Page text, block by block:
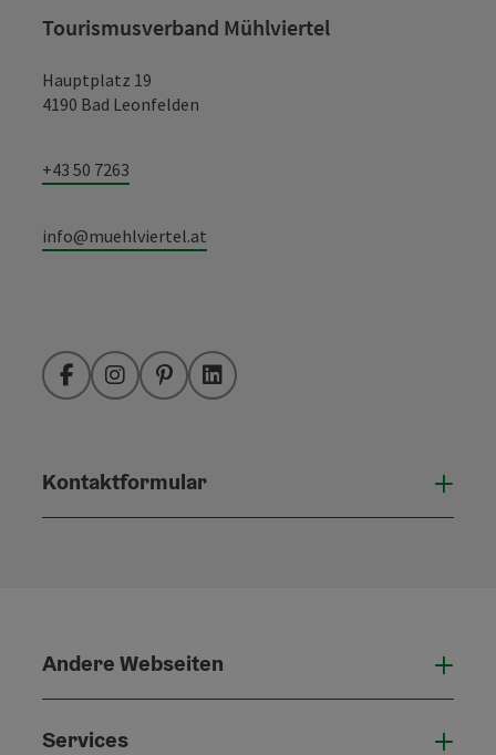
Tourismusverband Mühlviertel
Hauptplatz 19
4190 Bad Leonfelden
+43 50 7263
info@muehlviertel.at
FacebookInstagramPinterestLinkedIn
Kontaktformular
Andere Webseiten
Services